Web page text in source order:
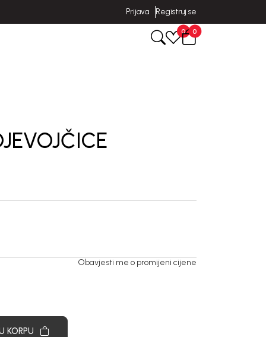
Prijava Registruj se
0 0
Obavjesti me o promijeni cijene
KORPU